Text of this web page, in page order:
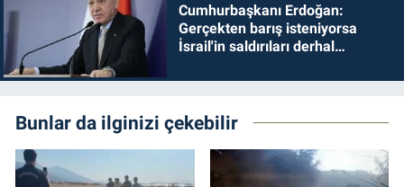
Cumhurbaşkanı Erdoğan:
Gerçekten barış isteniyorsa
İsrail'in saldırıları derhal
Bunlar da ilginizi çekebilir